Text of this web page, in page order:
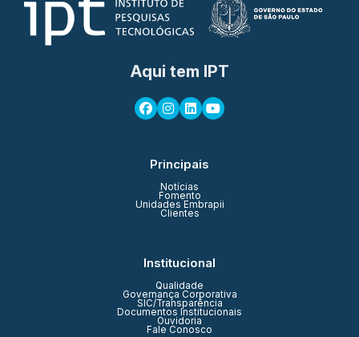
Aqui tem IPT
Principais
Notícias
Fomento
Unidades Embrapii
Clientes
Institucional
Qualidade
Governança Corporativa
SIC/Transparência
Documentos Institucionais
Ouvidoria
Fale Conosco